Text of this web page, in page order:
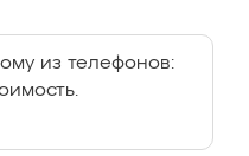
из телефонов: